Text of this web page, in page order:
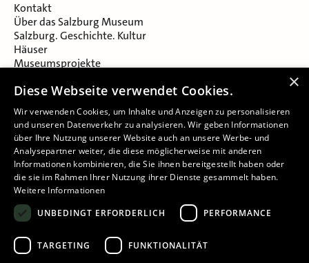
Kontakt
Über das Salzburg Museum
Salzburg. Geschichte. Kultur
Häuser
Museumsprojekte
Museumsverein Celtic Heritage
Impressum
Datenschutz
Barrierefreiheitserklärung
Cookie-Einstellungen
×
Diese Webseite verwendet Cookies.
Wir verwenden Cookies, um Inhalte und Anzeigen zu personalisieren
und unseren Datenverkehr zu analysieren. Wir geben Informationen
über Ihre Nutzung unserer Website auch an unsere Werbe- und
Analysepartner weiter, die diese möglicherweise mit anderen
Informationen kombinieren, die Sie ihnen bereitgestellt haben oder
die sie im Rahmen Ihrer Nutzung ihrer Dienste gesammelt haben.
Weitere Informationen
UNBEDINGT ERFORDERLICH
PERFORMANCE
TARGETING FUNKTIONALITÄT